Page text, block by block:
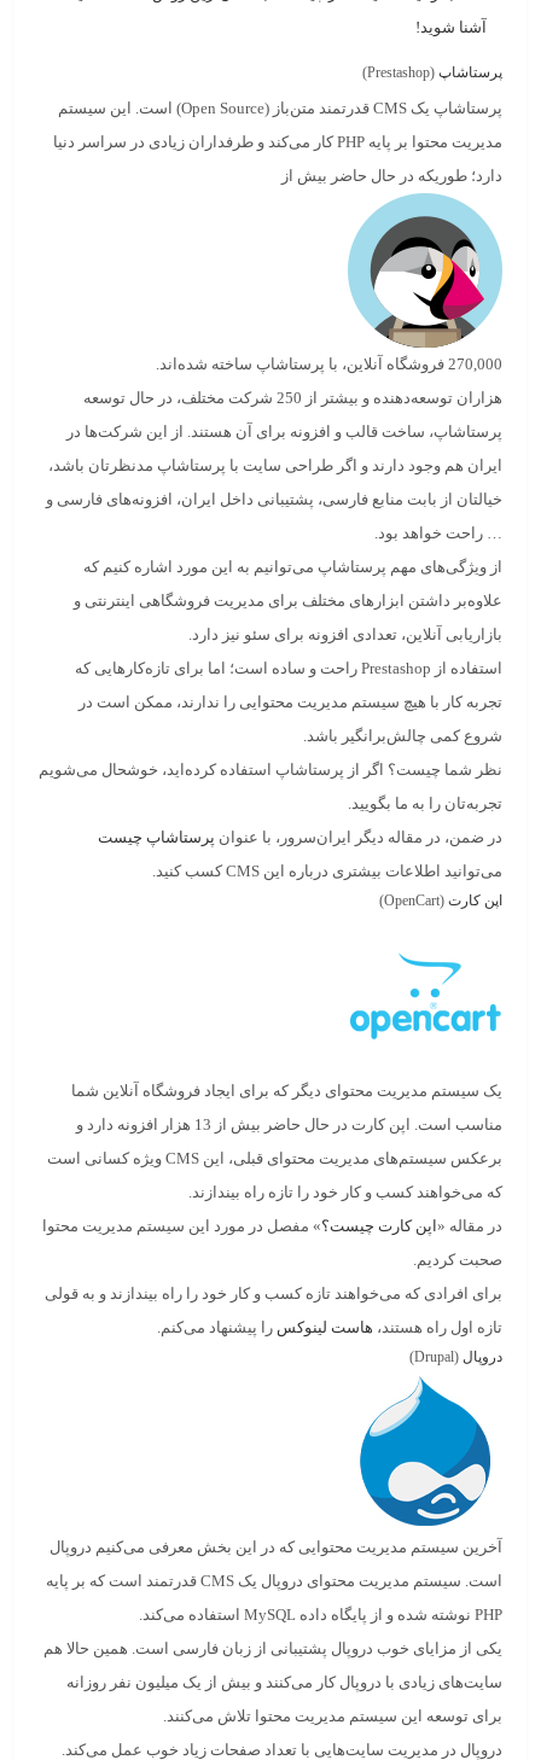
آشنا شوید!
پرستاشاپ (Prestashop)
پرستاشاپ
یک CMS قدرتمند متن‌باز (Open Source) است. این سیستم
مدیریت محتوا بر پایه PHP کار می‌کند و طرفداران زیادی در سراسر دنیا
دارد؛ طوریکه در حال حاضر بیش از
270,000 فروشگاه آنلاین، با پرستاشاپ ساخته شده‌اند.
هزاران توسعه‌دهنده و بیشتر از 250 شرکت مختلف، در حال توسعه
پرستاشاپ، ساخت قالب و افزونه برای آن هستند. از این شرکت‌ها در
ایران هم وجود دارند و اگر طراحی سایت با پرستاشاپ مدنظرتان باشد،
خیالتان از بابت منابع فارسی، پشتیبانی داخل ایران، افزونه‌های فارسی و
… راحت خواهد بود.
از ویژگی‌های مهم پرستاشاپ می‌توانیم به این مورد اشاره کنیم که
علاوه‌بر داشتن ابزارهای مختلف برای مدیریت فروشگاهی اینترنتی و
بازاریابی آنلاین، تعدادی افزونه برای سئو نیز دارد.
استفاده از Prestashop راحت و ساده است؛ اما برای تازه‌کارهایی که
تجربه کار با هیچ سیستم مدیریت محتوایی را ندارند، ممکن است در
شروع کمی چالش‌برانگیر باشد.
نظر شما چیست؟ اگر از پرستاشاپ استفاده کرده‌اید، خوشحال می‌شویم
تجربه‌تان را به ما بگویید.
در ضمن، در مقاله دیگر ایران‌سرور، با عنوان پرستاشاپ چیست
می‌توانید اطلاعات بیشتری درباره این CMSکسب کنید.
اپن کارت (OpenCart)
یک سیستم مدیریت محتوای دیگر که برای ایجاد فروشگاه آنلاین شما
مناسب است. اپن کارت
در حال حاضر بیش از 13 هزار افزونه دارد و
برعکس سیستم‌های مدیریت محتوای قبلی، این CMS ویژه کسانی است
که می‌خواهند کسب و کار خود را تازه راه بیندازند.
در مقاله « اپن کارت چیست؟» مفصل در مورد این سیستم مدیریت محتوا
صحبت کردیم.
برای افرادی که می‌خواهند تازه کسب و کار خود را راه بیندازند و به قولی
تازه اول راه هستند، هاست لینوکس را پیشنهاد می‌کنم.
دروپال (Drupal)
آخرین سیستم مدیریت محتوایی که در این بخش معرفی می‌کنیم دروپال
است. سیستم مدیریت محتوای دروپال یک CMS قدرتمند است که بر پایه
PHP نوشته شده و از پایگاه داده MySQL استفاده می‌کند.
یکی از مزایای خوب دروپال پشتیبانی از زبان فارسی است. همین حالا هم
سایت‌های زیادی با دروپال کار می‌کنند و بیش از یک میلیون نفر روزانه
برای توسعه این سیستم مدیریت محتوا تلاش می‌کنند.
دروپال در مدیریت سایت‌هایی با تعداد صفحات زیاد خوب عمل می‌کند.